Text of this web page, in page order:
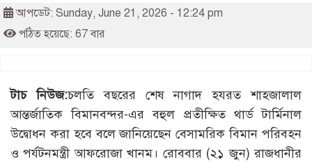
আপডেট: Sunday, June 21, 2026 - 12:24 pm
পঠিত হয়েছে: 67 বার
টাচ নিউজ:চলতি বছরের শেষ নাগাদ হযরত শাহজালাল
আন্তর্জাতিক বিমানবন্দর-এর বহুল প্রতীক্ষিত থার্ড টার্মিনাল
উদ্বোধন করা হবে বলে জানিয়েছেন বেসামরিক বিমান পরিবহন
ও পর্যটনমন্ত্রী আফরোজা খানম। রোববার (২১ জুন) রাজধানীর